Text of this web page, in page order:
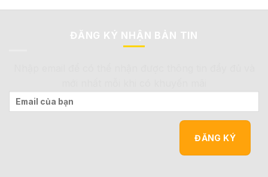
ĐĂNG KÝ NHẬN BẢN TIN